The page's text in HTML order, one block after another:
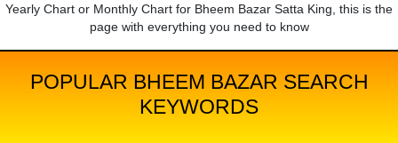
Yearly Chart or Monthly Chart for Bheem Bazar Satta King, this is the
page with everything you need to know
POPULAR BHEEM BAZAR SEARCH
KEYWORDS